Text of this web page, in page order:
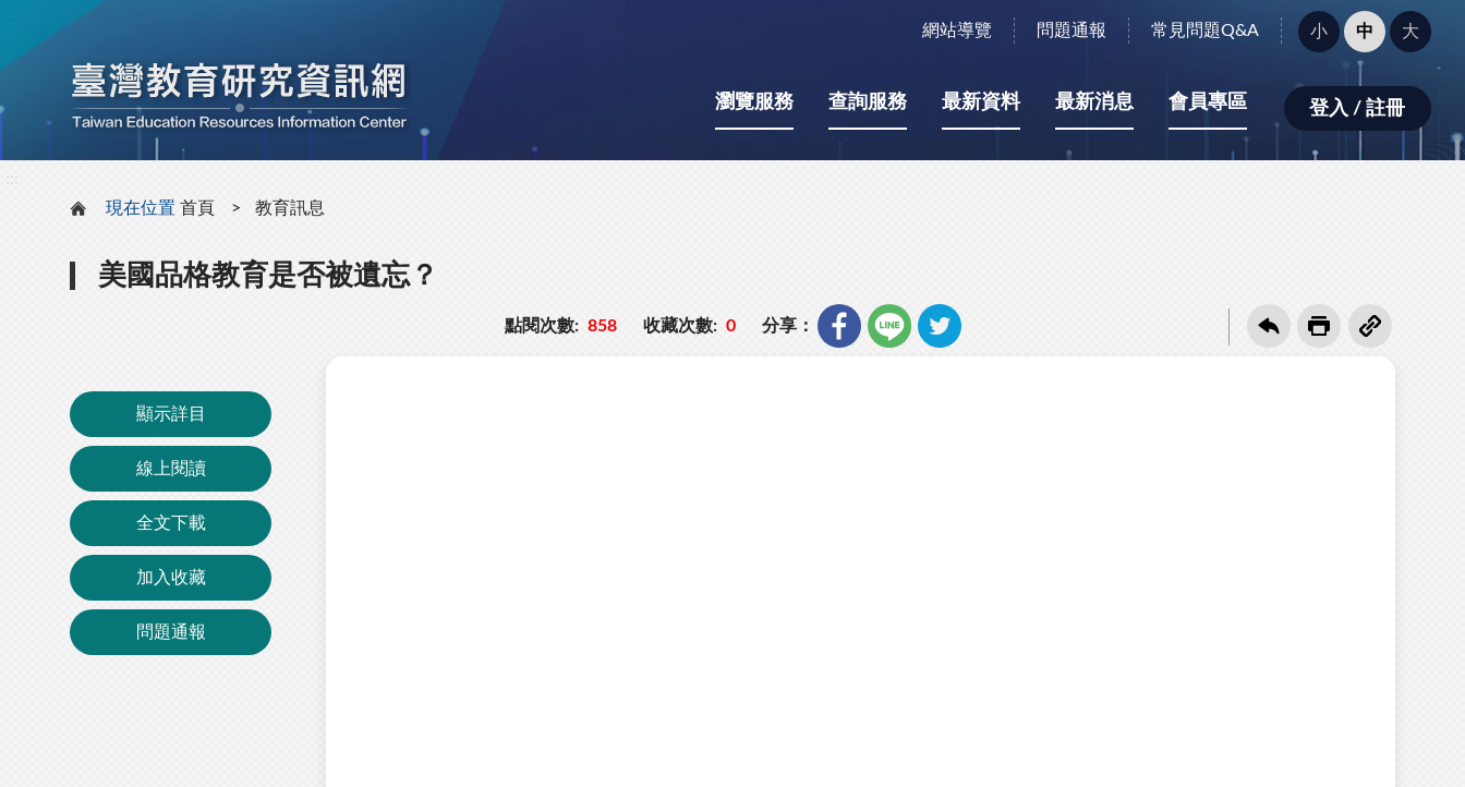
網站導覽 問題通報 常見問題Q&A
字
型
小：
小 中 大
瀏覽服務 查詢服務 最新資料 最新消息 會員專區 登入 / 註冊
現在位置 首頁 教育訊息
美國品格教育是否被遺忘？
點閱次數: 858 收藏次數: 0 分享：
顯示詳目
線上閱讀
全文下載
加入收藏
問題通報